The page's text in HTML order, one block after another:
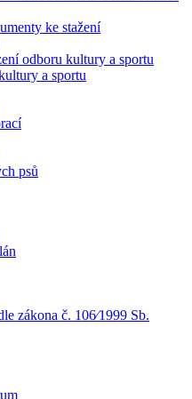
ke stažení
odboru kultury a sportu
a sportu
psů
zákona č. 106⁄1999 Sb.